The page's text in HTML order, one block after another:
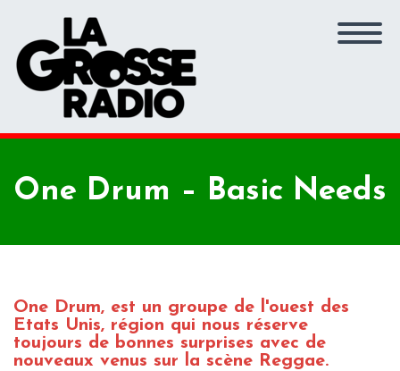
One Drum – Basic Needs
One Drum, est un groupe de l'ouest des
Etats Unis, région qui nous réserve
toujours de bonnes surprises avec de
nouveaux venus sur la scène Reggae.